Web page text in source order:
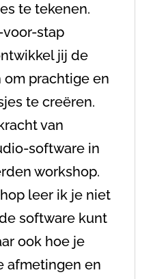
te tekenen.
stap
jij de
prachtige en
te creëren.
van
software in
workshop.
leer ik je niet
software kunt
ook hoe je
afmetingen en